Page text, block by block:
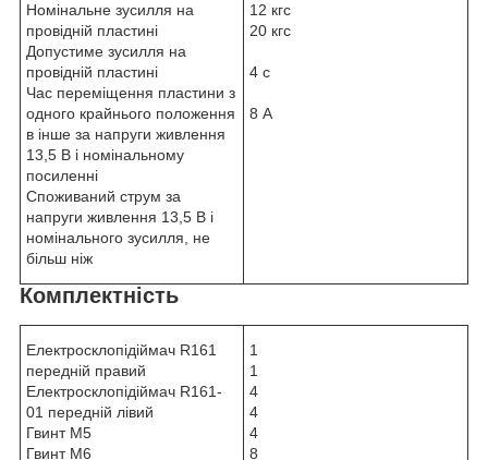
Номінальне зусилля на
провідній пластині
Допустиме зусилля на
провідній пластині
Час переміщення пластини з
одного крайнього положення
в інше за напруги живлення
13,5 В і номінальному
посиленні
Споживаний струм за
напруги живлення 13,5 В і
номінального зусилля, не
більш ніж
12 кгс
20 кгс
4 с
8 А
Комплектність
Електросклопідіймач R161
передній правий
Електросклопідіймач R161-
01 передній лівий
Гвинт М5
Гвинт М6
1
1
4
4
4
8